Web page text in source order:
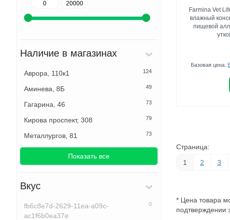
Наличие в магазинах
Аврора, 110к1 124
Аминева, 8Б 49
Гагарина, 46 73
Кирова проспект, 308 79
Металлургов, 81 73
Показать все
Вкус
fb6c8e7d-2629-11ea-a09c-
ac1f6b0ea37e
0
Farmina Vet
влажный
пищевой
Базовая цена.
Страница:
1
2 3
* Цена товара
подтверждении